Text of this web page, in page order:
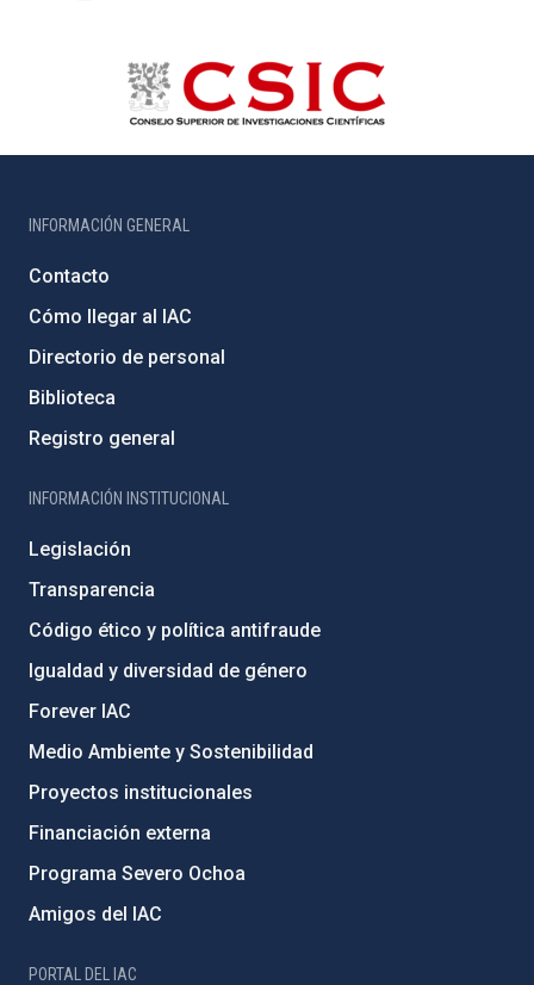
INFORMACIÓN GENERAL
Contacto
Cómo llegar al IAC
Directorio de personal
Biblioteca
Registro general
INFORMACIÓN INSTITUCIONAL
Legislación
Transparencia
Código ético y política antifraude
Igualdad y diversidad de género
Forever IAC
Medio Ambiente y Sostenibilidad
Proyectos institucionales
Financiación externa
Programa Severo Ochoa
Amigos del IAC
PORTAL DEL IAC